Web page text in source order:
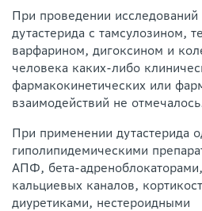
При проведении исследований
дутастерида с тамсулозином,
варфарином, дигоксином и
человека каких-либо
фармакокинетических или
взаимодействий не
При применении дутастерида
гиполипидемическими
АПФ, бета-
кальциевых каналов,
диуретиками, нестероидными